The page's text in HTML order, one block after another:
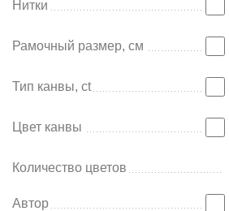
Нитки
Рамочный размер, см
Тип канвы, ct
Цвет канвы
Количество цветов
Автор